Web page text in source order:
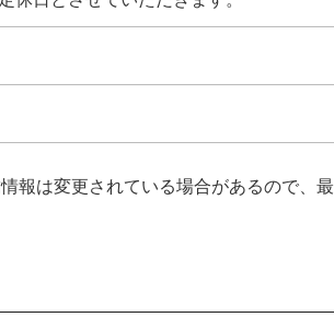
報は変更されている場合があるので、最